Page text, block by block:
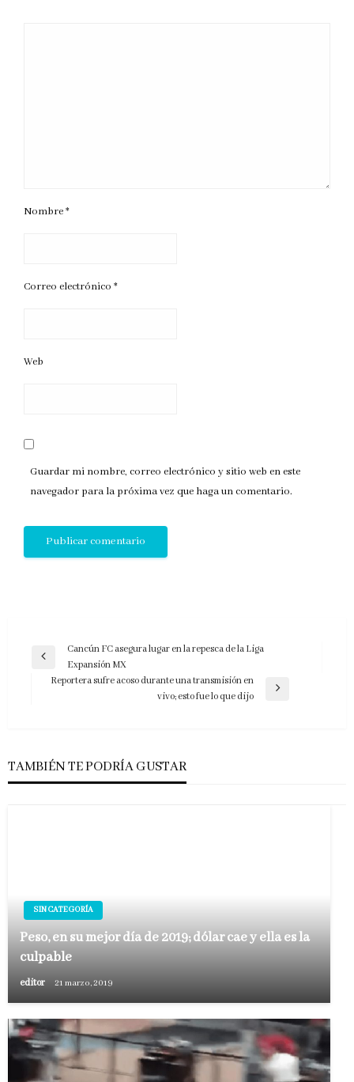
Nombre*
Correo electrónico *
Web
Guardar mi nombre, correo electrónico y sitio web en este
navegador para la próxima vez que haga un comentario.
Navegación
Entrada
anterior
Cancún FC asegura lugar en la repesca de la Liga
Expansión MX
Reportera sufre acoso durante una transmisión en
vivo; esto fue lo que dijo
TAMBIÉN TE PODRÍA GUSTAR
SIN CATEGORÍA
Peso, en su mejor día de 2019; dólar cae y ella es la
culpable
editor 21 marzo, 2019